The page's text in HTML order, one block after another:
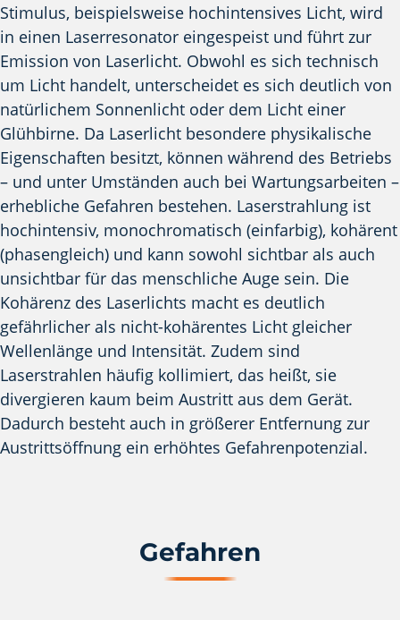
Stimulus, beispielsweise hochintensives Licht, wird
in einen Laserresonator eingespeist und führt zur
Emission von Laserlicht. Obwohl es sich technisch
um Licht handelt, unterscheidet es sich deutlich von
natürlichem Sonnenlicht oder dem Licht einer
Glühbirne. Da Laserlicht besondere physikalische
Eigenschaften besitzt, können während des Betriebs
– und unter Umständen auch bei Wartungsarbeiten –
erhebliche Gefahren bestehen. Laserstrahlung ist
hochintensiv, monochromatisch (einfarbig), kohärent
(phasengleich) und kann sowohl sichtbar als auch
unsichtbar für das menschliche Auge sein. Die
Kohärenz des Laserlichts macht es deutlich
gefährlicher als nicht-kohärentes Licht gleicher
Wellenlänge und Intensität. Zudem sind
Laserstrahlen häufig kollimiert, das heißt, sie
divergieren kaum beim Austritt aus dem Gerät.
Dadurch besteht auch in größerer Entfernung zur
Austrittsöffnung ein erhöhtes Gefahrenpotenzial.
Gefahren